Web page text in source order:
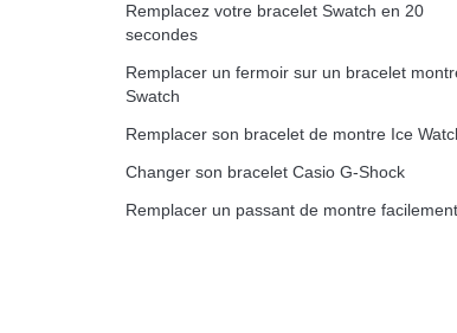
Remplacez votre bracelet Swatch en 20
secondes
Remplacer un fermoir sur un bracelet
Swatch
Remplacer son bracelet de montre Ice
Changer son bracelet Casio G-Shock
Remplacer un passant de montre facilement